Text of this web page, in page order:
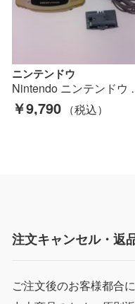
ニンテンドウ
Nintendo ニ
￥9,790
注文キャンセル・返
ご注文後のお客様都合